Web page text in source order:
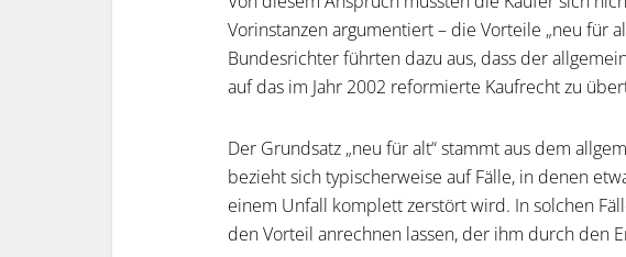
Vorinstanzen argumentiert – die Vorteile „neu für
Bundesrichter führten dazu aus, dass der
auf das im Jahr 2002 reformierte Kaufrecht zu
Der Grundsatz „neu für alt“ stammt aus dem
bezieht sich typischerweise auf Fälle, in denen
einem Unfall komplett zerstört wird. In solchen
den Vorteil anrechnen lassen, der ihm durch den